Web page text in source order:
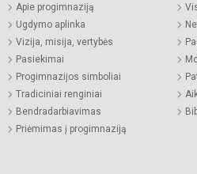
Apie progimnaziją
Ugdymo aplinka
Vizija, misija, vertybės
Pasiekimai
Progimnazijos simboliai
Tradiciniai renginiai
Bendradarbiavimas
Priėmimas į progimnaziją